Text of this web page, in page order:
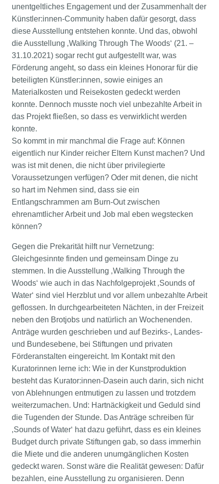
unentgeltliches Engagement und der Zusammenhalt der
Künstler:innen-Community haben dafür gesorgt, dass
diese Ausstellung entstehen konnte. Und das, obwohl
die Ausstellung ‚Walking Through The Woods‘ (21. –
31.10.2021) sogar recht gut aufgestellt war, was
Förderung angeht, so dass ein kleines Honorar für die
beteiligten Künstler:innen, sowie einiges an
Materialkosten und Reisekosten gedeckt werden
konnte. Dennoch musste noch viel unbezahlte Arbeit in
das Projekt fließen, so dass es verwirklicht werden
konnte.
So kommt in mir manchmal die Frage auf: Können
eigentlich nur Kinder reicher Eltern Kunst machen? Und
was ist mit denen, die nicht über privilegierte
Voraussetzungen verfügen? Oder mit denen, die nicht
so hart im Nehmen sind, dass sie ein
Entlangschrammen am Burn-Out zwischen
ehrenamtlicher Arbeit und Job mal eben wegstecken
können?
Gegen die Prekarität hilft nur Vernetzung:
Gleichgesinnte finden und gemeinsam Dinge zu
stemmen. In die Ausstellung ‚Walking Through the
Woods‘ wie auch in das Nachfolgeprojekt ‚Sounds of
Water‘ sind viel Herzblut und vor allem unbezahlte Arbeit
geflossen. In durchgearbeiteten Nächten, in der Freizeit
neben den Brotjobs und natürlich an Wochenenden.
Anträge wurden geschrieben und auf Bezirks-, Landes-
und Bundesebene, bei Stiftungen und privaten
Förderanstalten eingereicht. Im Kontakt mit den
Kuratorinnen lerne ich: Wie in der Kunstproduktion
besteht das Kurator:innen-Dasein auch darin, sich nicht
von Ablehnungen entmutigen zu lassen und trotzdem
weiterzumachen. Und: Hartnäckigkeit und Geduld sind
die Tugenden der Stunde. Das Anträge schreiben für
‚Sounds of Water‘ hat dazu geführt, dass es ein kleines
Budget durch private Stiftungen gab, so dass immerhin
die Miete und die anderen unumgänglichen Kosten
gedeckt waren. Sonst wäre die Realität gewesen: Dafür
bezahlen, eine Ausstellung zu organisieren. Denn